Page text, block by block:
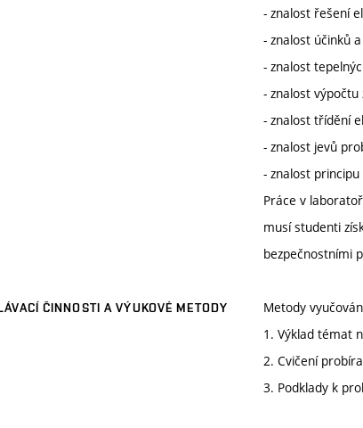
- znalost řešení
- znalost účinků
- znalost
- znalost
- znalost třídění
- znalost jevů
- znalost
Práce v
musí studenti
bezpečnostními
ČINNOSTI A VÝUKOVÉ METODY
Metody
1. Výklad témat
2. Cvičení
3. Podklady k